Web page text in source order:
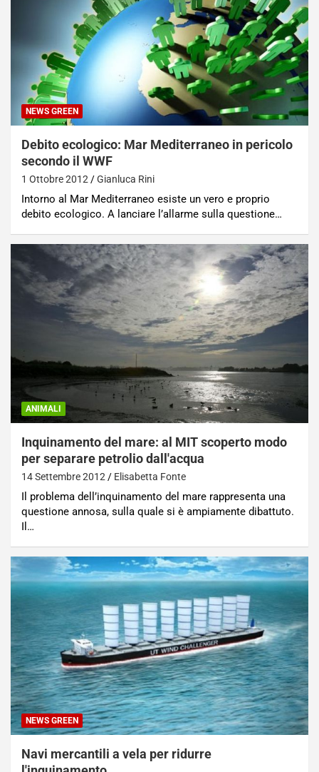
NEWS GREEN
Debito ecologico: Mar Mediterraneo in pericolo
secondo il WWF
1 Ottobre 2012 Gianluca Rini
Intorno al Mar Mediterraneo esiste un vero e proprio
debito ecologico. A lanciare l’allarme sulla questione…
ANIMALI
Inquinamento del mare: al MIT scoperto modo
per separare petrolio dall'acqua
14 Settembre 2012 Elisabetta Fonte
Il problema dell’inquinamento del mare rappresenta una
questione annosa, sulla quale si è ampiamente dibattuto.
Il…
NEWS GREEN
Navi mercantili a vela per ridurre